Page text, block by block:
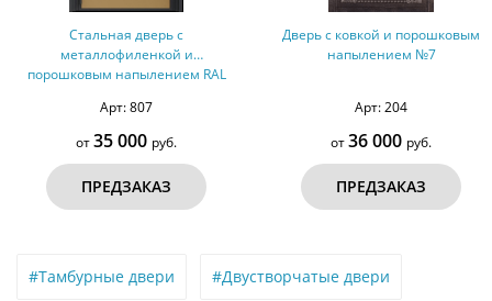
Стальная дверь с
металлофиленкой и
порошковым напылением RAL
Арт: 807
от35 000 руб.
ПРЕДЗАКАЗ
Дверь с ковкой и порошковым
напылением №7
Арт: 204
от36 000 руб.
ПРЕДЗАКАЗ
#Тамбурные двери #Двустворчатые двери